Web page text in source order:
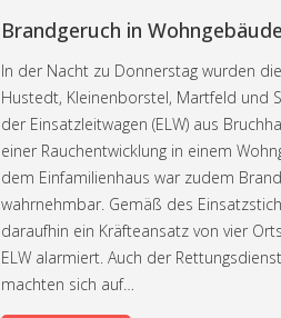
Brandgeruch in Wohngebäude
In der Nacht zu Donnerstag wurden
Hustedt, Kleinenborstel, Martfeld und
der Einsatzleitwagen (ELW) aus
einer Rauchentwicklung in einem
dem Einfamilienhaus war zudem
wahrnehmbar. Gemäß des
daraufhin ein Kräfteansatz von vier
ELW alarmiert. Auch der
machten sich auf…